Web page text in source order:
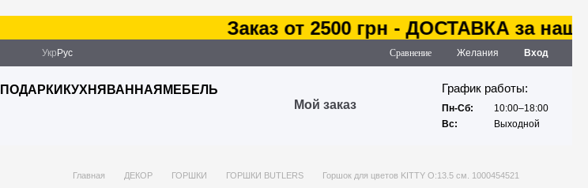
Заказ от 2500 грн - ДОСТАВКА за наш
Укр Рус Сравнение Желания Вход
ПОДАРКИ КУХНЯ ВАННАЯ МЕБЕЛЬ
Мой заказ
График работы:
Пн-Сб:
10:00–18:00
Вс:
Выходной
Главная ДЕКОР ГОРШКИ ГОРШКИ BUTLERS Горшок для цветов KITTY O:13.5 см. 1000454521